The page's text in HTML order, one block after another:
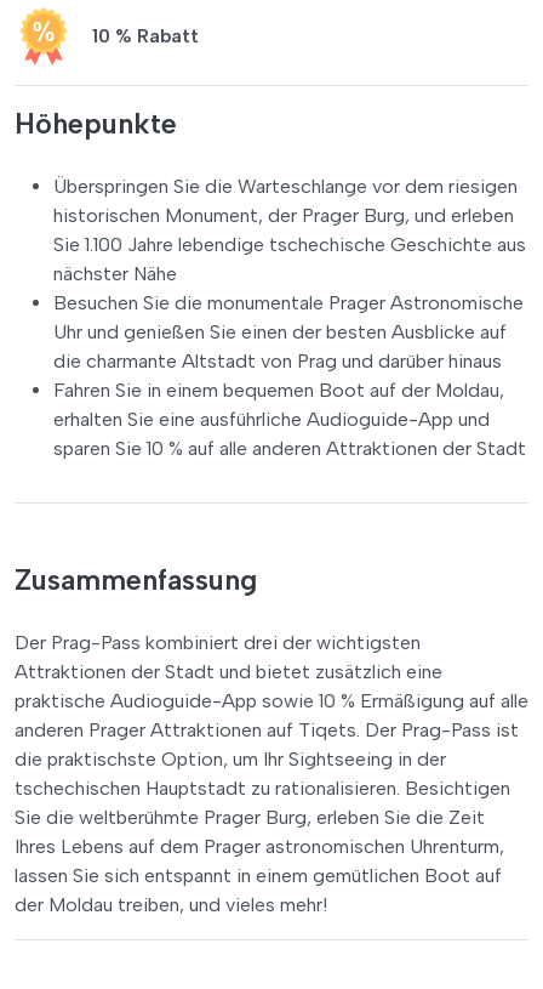
10 % Rabatt
Höhepunkte
Überspringen Sie die Warteschlange vor dem riesigen
historischen Monument, der Prager Burg, und erleben
Sie 1.100 Jahre lebendige tschechische Geschichte aus
nächster Nähe
Besuchen Sie die monumentale Prager Astronomische
Uhr und genießen Sie einen der besten Ausblicke auf
die charmante Altstadt von Prag und darüber hinaus
Fahren Sie in einem bequemen Boot auf der Moldau,
erhalten Sie eine ausführliche Audioguide-App und
sparen Sie 10 % auf alle anderen Attraktionen der Stadt
Zusammenfassung
Der Prag-Pass kombiniert drei der wichtigsten
Attraktionen der Stadt und bietet zusätzlich eine
praktische Audioguide-App sowie 10 % Ermäßigung auf alle
anderen Prager Attraktionen auf Tiqets. Der Prag-Pass ist
die praktischste Option, um Ihr Sightseeing in der
tschechischen Hauptstadt zu rationalisieren. Besichtigen
Sie die weltberühmte Prager Burg, erleben Sie die Zeit
Ihres Lebens auf dem Prager astronomischen Uhrenturm,
lassen Sie sich entspannt in einem gemütlichen Boot auf
der Moldau treiben, und vieles mehr!